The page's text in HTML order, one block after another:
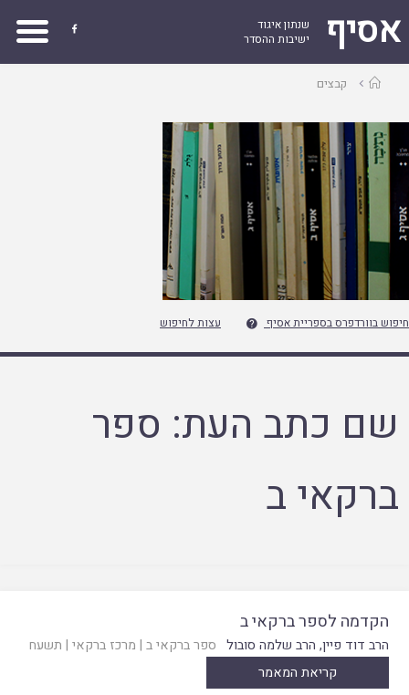
אסיף
שנתון איגוד
ישיבות ההסדר

עמודקבצים
חיפוש בוורדפרס בספריית אסיף  עצות לחיפוש
שם כתב העת: ספר
ברקאי ב
הקדמה לספר ברקאי ב
הרב דוד פיין, הרב שלמה סובול ספר ברקאי ב | מרכז ברקאי | תשעח
קריאת המאמר